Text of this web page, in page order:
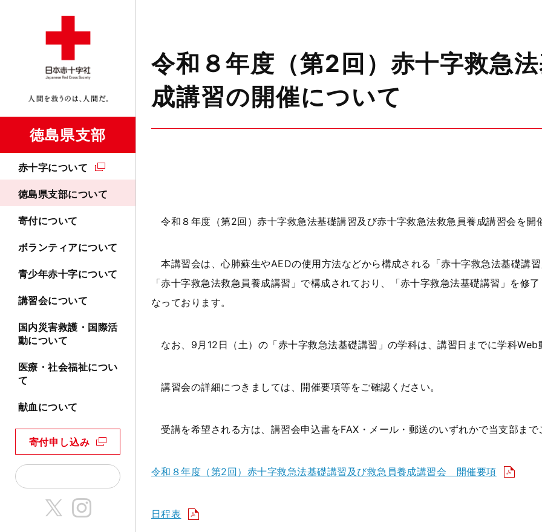
徳島県支部
赤十字について
徳島県支部について
寄付について
ボランティアについて
青少年赤十字について
講習会について
国内災害救護・国際活
動について
医療・社会福祉につい
て
献血について
寄付申し込み
令和８年度（第2回）赤十字救急
成講習の開催について
令和８年度（第2回）赤十字救急法基礎講習及び赤十字救急法救急員養成講習会を開
本講習会は、心肺蘇生やAEDの使用方法などから構成される「赤十字救急法基礎講
「赤十字救急法救急員養成講習」で構成されており、「赤十字救急法基礎講習」を修
なっております。
なお、9月12日（土）の「赤十字救急法基礎講習」の学科は、講習日までに学科
講習会の詳細につきましては、開催要項等をご確認ください。
受講を希望される方は、講習会申込書をFAX・メール・郵送のいずれかで当支部まで
令和８年度（第2回）赤十字救急法基礎講習及び救急員養成講習会 開催要項
日程表